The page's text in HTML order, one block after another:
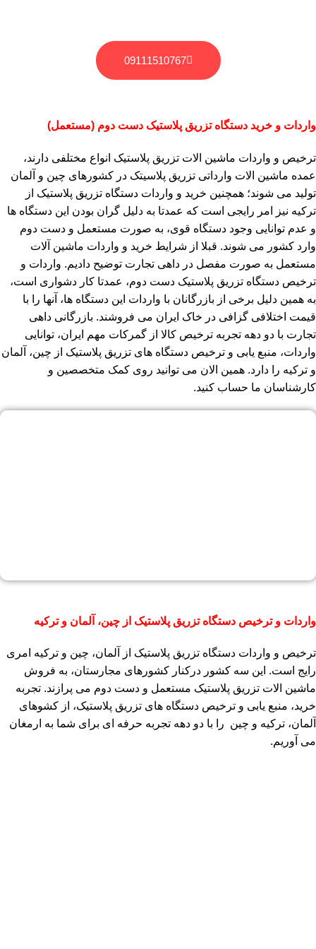
09111510767
واردات و خرید دستگاه تزریق پلاستیک دست دوم (مستعمل)
ترخیص و واردات ماشین الات تزریق پلاستیک انواع مختلفی دارند،
عمده ماشین الات وارداتی تزریق پلاسیتک در کشورهای چین و آلمان
تولید می شوند؛ همچنین خرید و واردات دستگاه تزریق پلاستیک از
ترکیه نیز امر رایجی است که عمدتا به دلیل گران بودن این دستگاه ها
و عدم توانایی وجود دستگاه قوی، به صورت مستعمل و دست دوم
وارد کشور می شوند. قبلا از شرایط خرید و واردات ماشین آلات
مستعمل به صورت مفصل در داهی تجارت توضیح دادیم. واردات و
ترخیص دستگاه تزریق پلاستیک دست دوم، عمدتا کار دشواری است،
به همین دلیل برخی از بازرگانان با واردات این دستگاه ها، آنها را با
قیمت اختلافی گزافی در خاک ایران می فروشند. بازرگانی داهی
تجارت با دو دهه تجربه ترخیص کالا از گمرکات مهم ایران، توانایی
واردات، منبع یابی و ترخیص دستگاه های تزریق پلاستیک از چین، آلمان
و ترکیه را دارد. همین الان می توانید روی کمک متخصصین و
کارشناسان ما حساب کنید.
واردات و ترخیص دستگاه تزریق پلاستیک از چین، آلمان و ترکیه
ترخیص و واردات دستگاه تزریق پلاستیک از آلمان، چین و ترکیه امری
رایج است. این سه کشور درکنار کشورهای مجارستان، به فروش
ماشین الات تزریق پلاستیک مستعمل و دست دوم می پرازند. تجربه
خرید، منبع یابی و ترخیص دستگاه های تزریق پلاستیک، از کشوهای
آلمان، ترکیه و چین را با دو دهه تجربه حرفه ای برای شما به ارمغان
می آوریم.